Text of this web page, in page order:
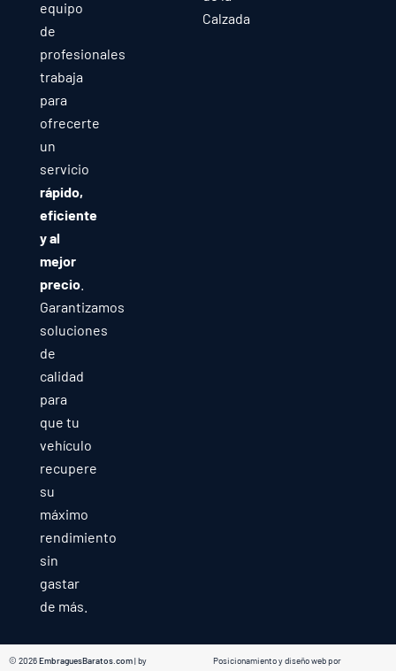
equipo
de
profesionales
trabaja
para
ofrecerte
un
servicio
rápido,
eficiente
y al
mejor
precio.
Garantizamos
soluciones
de
calidad
para
que tu
vehículo
recupere
su
máximo
rendimiento
sin
gastar
de más.
Calzada
© 2026EmbraguesBaratos.com| by
Posicionamiento y diseño web por